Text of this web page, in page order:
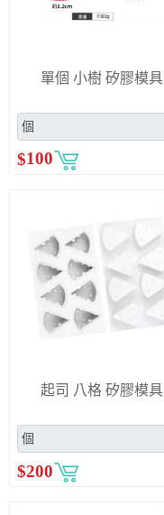
單個 小樹 矽膠模具
$100
起司 八格 矽膠模具
$200